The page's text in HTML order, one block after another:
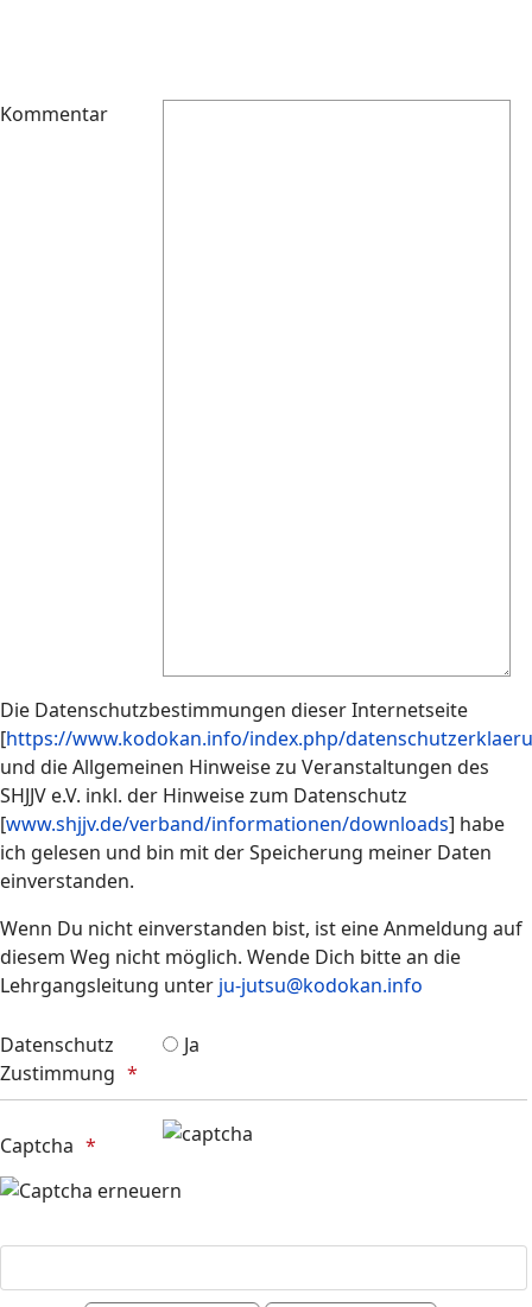
Kommentar
Die Datenschutzbestimmungen dieser Internetseite
[https://www.kodokan.info/index.php/
und die Allgemeinen Hinweise zu Veranstaltungen des
SHJJV e.V. inkl. der Hinweise zum Datenschutz
[www.shjjv.de/verband/informationen/downloads] habe
ich gelesen und bin mit der Speicherung meiner Daten
einverstanden.
Wenn Du nicht einverstanden bist, ist eine Anmeldung auf
diesem Weg nicht möglich. Wende Dich bitte an die
Lehrgangsleitung unter ju-jutsu@kodokan.info
Datenschutz
Zustimmung
Ja
Honeypot, bitte lassen Sie dieses Feld leer
Captcha